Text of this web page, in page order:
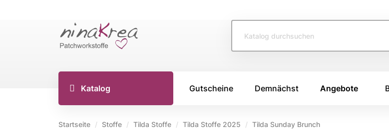
Katalog Gutscheine Demnächst Angebote
Startseite Stoffe Tilda Stoffe Tilda Stoffe 2025 Tilda Sunday Brunch